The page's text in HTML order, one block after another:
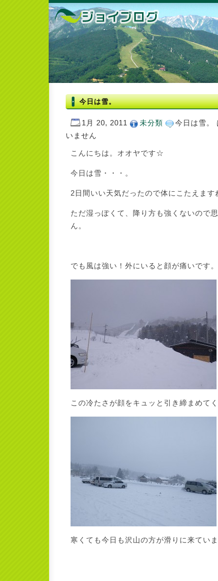
今日は雪。
1月 20, 2011 未分類
今日は雪。
いません
こんにちは。オオヤです☆
今日は雪・・・。
2日間いい天気だったので体にこたえます
ただ湿っぽくて、降り方も強くないので
ん。
でも風は強い！外にいると顔が痛いです。
この冷たさが顔をキュッと引き締まめて
寒くても今日も沢山の方が滑りに来てい